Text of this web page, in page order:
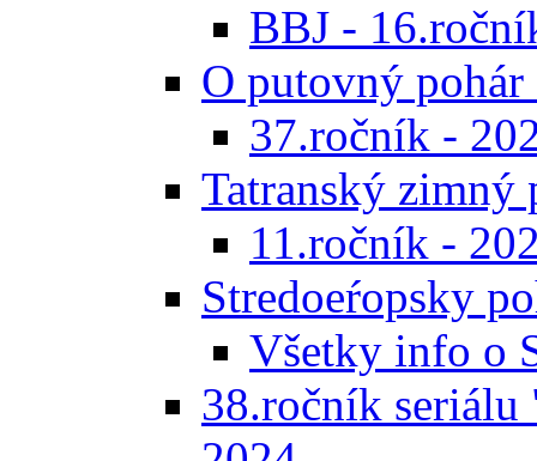
BBJ -
O putovný
37.ročník -
Tatranský zimný
11.ročník -
Stredoeŕopsky
Všetky info o
38.ročník